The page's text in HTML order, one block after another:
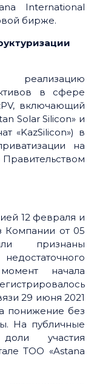
International
бирже.
реализацию
в сфере
включающий
Solar Silicon» и
«KazSilicon») в
на
12 февраля и
Компании от 05
признаны
начала
29 июня 2021
понижение без
На публичные
участия
ТОО «Astana